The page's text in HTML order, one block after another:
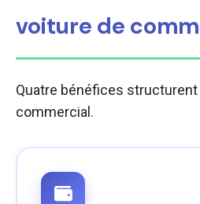
voiture de
Quatre bénéfices
commercial.